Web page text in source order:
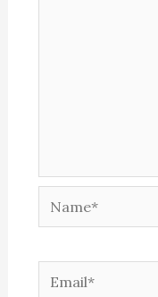
Name*
Email*